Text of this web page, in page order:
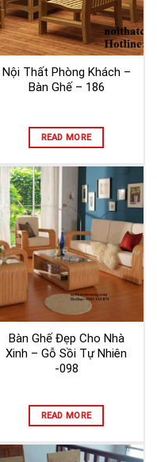
Nội Thất Phòng Khách –
Bàn Ghế – 186
READ MORE
Bàn Ghế Đẹp Cho Nhà
Xinh – Gỗ Sồi Tự Nhiên
-098
READ MORE